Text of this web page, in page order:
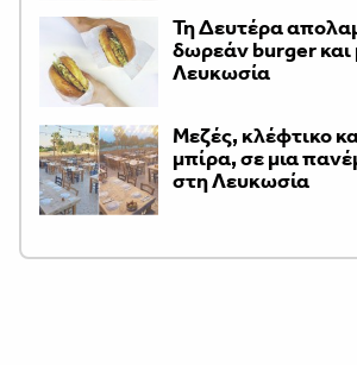
Τη Δευτέρα
δωρεάν burger και
Λευκωσία
Μεζές, κλέφτικο
μπίρα, σε μια
στη Λευκωσία